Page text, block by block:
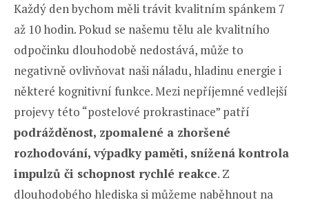
Každý den bychom měli trávit kvalitním spánkem 7
až 10 hodin. Pokud se našemu tělu ale kvalitního
odpočinku dlouhodobě nedostává, může to
negativně ovlivňovat naši náladu, hladinu energie i
některé kognitivní funkce. Mezi nepříjemné vedlejší
projevy této “postelové prokrastinace” patří
podrážděnost, zpomalené a zhoršené
rozhodování, výpadky paměti, snížená kontrola
impulzů či schopnost rychlé reakce. Z
dlouhodobého hlediska si můžeme naběhnout na